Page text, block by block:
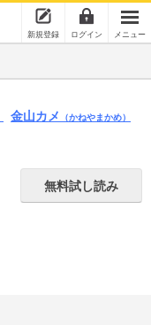
新規登録 ログイン メニュー
金山カメ （かねやまかめ）
無料試し読み